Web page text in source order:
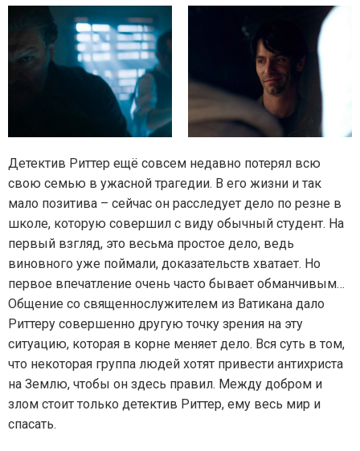
Детектив Риттер ещё совсем недавно потерял всю
свою семью в ужасной трагедии. В его жизни и так
мало позитива – сейчас он расследует дело по резне в
школе, которую совершил с виду обычный студент. На
первый взгляд, это весьма простое дело, ведь
виновного уже поймали, доказательств хватает. Но
первое впечатление очень часто бывает обманчивым…
Общение со священнослужителем из Ватикана дало
Риттеру совершенно другую точку зрения на эту
ситуацию, которая в корне меняет дело. Вся суть в том,
что некоторая группа людей хотят привести антихриста
на Землю, чтобы он здесь правил. Между добром и
злом стоит только детектив Риттер, ему весь мир и
спасать.